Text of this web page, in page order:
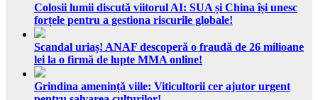
Colosii lumii discută viitorul AI: SUA și China își unesc
forțele pentru a gestiona riscurile globale!
Scandal uriaș! ANAF descoperă o fraudă de 26 milioane
lei la o firmă de lupte MMA online!
Grindina amenință viile: Viticultorii cer ajutor urgent